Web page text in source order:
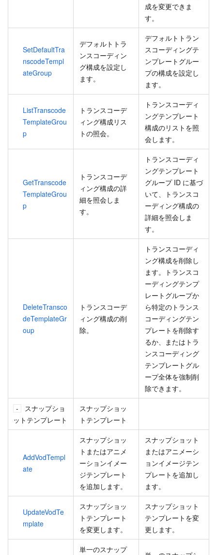
成を変更できま
す。
SetDefaultTra
nscodeTempl
ateGroup
デフォルトトラ
ンスコーディン
グ構成を設定し
ます。
デフォルトトラン
スコーディングテ
ンプレートグルー
プの構成を設定し
ます。
ListTranscode
TemplateGrou
p
トランスコーデ
ィング構成リス
トの照会。
トランスコーディ
ングテンプレート
構成のリストを照
会します。
GetTranscode
TemplateGrou
p
トランスコーデ
ィング構成の詳
細を照会しま
す。
トランスコーディ
ングテンプレート
グループ ID に基づ
いて、トランスコ
ーディング構成の
詳細を照会しま
す。
DeleteTransco
deTemplateGr
oup
トランスコーデ
ィング構成の削
除。
トランスコーディ
ング構成を削除し
ます。トランスコ
ーディングテンプ
レートグループか
ら特定のトランス
コーディングテン
プレートを削除す
るか、またはトラ
ンスコーディング
テンプレートグル
ープ全体を強制削
除できます。
スナップショ
ットテンプレート
スナップショッ
トテンプレート
AddVodTempl
ate
スナップショッ
トまたはアニメ
ーションイメー
ジテンプレート
を追加します。
スナップショット
またはアニメーシ
ョンイメージテン
プレートを追加し
ます。
UpdateVodTe
mplate
スナップショッ
トテンプレート
を変更します。
スナップショット
テンプレートを変
更します。
単一のスナップ